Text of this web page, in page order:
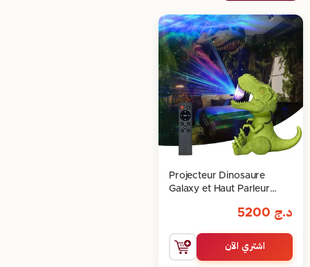
Projecteur Dinosaure
Galaxy et Haut Parleur
د.ج
اشتري الآن